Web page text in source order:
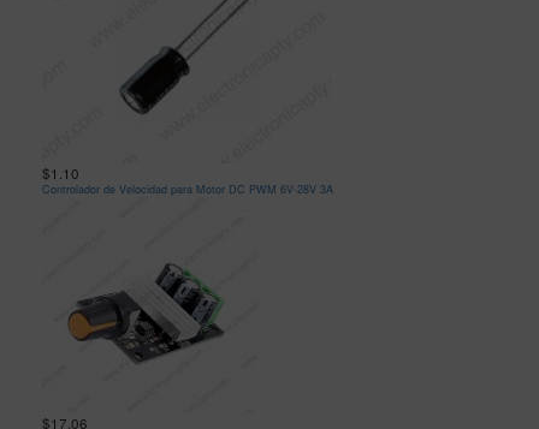
$1.10
Controlador de Velocidad para Motor DC PWM 6V-28V 3A
$17.06